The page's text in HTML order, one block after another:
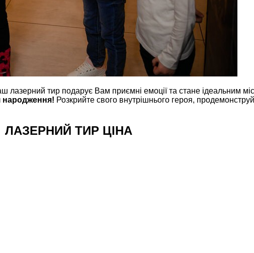
тир подарує Вам приємні емоції та стане ідеальним
Розкрийте свого внутрішнього героя,
ЛАЗЕРНИЙ ТИР ЦІНА